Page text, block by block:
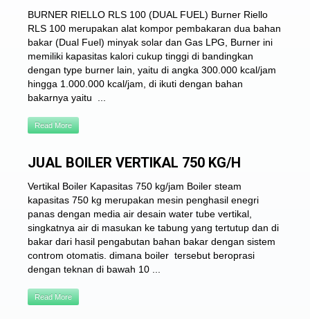
BURNER RIELLO RLS 100 (DUAL FUEL) Burner Riello
RLS 100 merupakan alat kompor pembakaran dua bahan
bakar (Dual Fuel) minyak solar dan Gas LPG, Burner ini
memiliki kapasitas kalori cukup tinggi di bandingkan
dengan type burner lain, yaitu di angka 300.000 kcal/jam
hingga 1.000.000 kcal/jam, di ikuti dengan bahan
bakarnya yaitu ...
Read More
JUAL BOILER VERTIKAL 750 KG/H
Vertikal Boiler Kapasitas 750 kg/jam Boiler steam
kapasitas 750 kg merupakan mesin penghasil enegri
panas dengan media air desain water tube vertikal,
singkatnya air di masukan ke tabung yang tertutup dan di
bakar dari hasil pengabutan bahan bakar dengan sistem
controm otomatis. dimana boiler tersebut beroprasi
dengan teknan di bawah 10 ...
Read More